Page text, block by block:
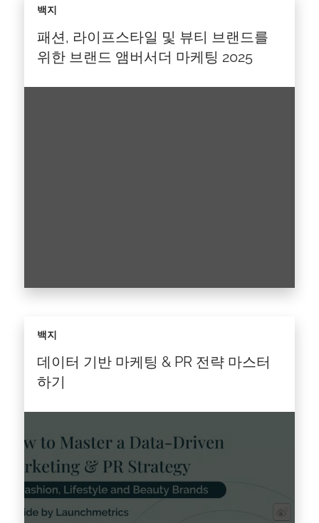
확인하세요. 2025년 상반기에도 뷰티 산업은 모
든 핵심 카테고리에서 성장을 이어갔습니다. 그러
나 빠른 혁신과 끊임없는 신규 브랜드 진입이 특
패션, 라이프스타일 및 뷰티 브랜드를
위한 브랜드 앰버서더 마케팅 2025
백지
해하기 수십 년 동안, 브랜드 앰버서더는 우리가
패션, 라이프스타일, 뷰티(FLB) 브랜드를 어떻게
인식하고 느끼는지를 정의하는 문화적 순간들을
기사를 읽다 >
데이터 기반 마케팅 & PR 전략 마스터
하기
백지